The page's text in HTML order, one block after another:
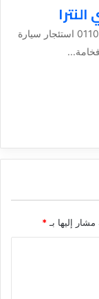
ايجار ليموزين المطار _ ليموزين نصار 01100091997 استئجار سيارة
مشار إليها بـ *